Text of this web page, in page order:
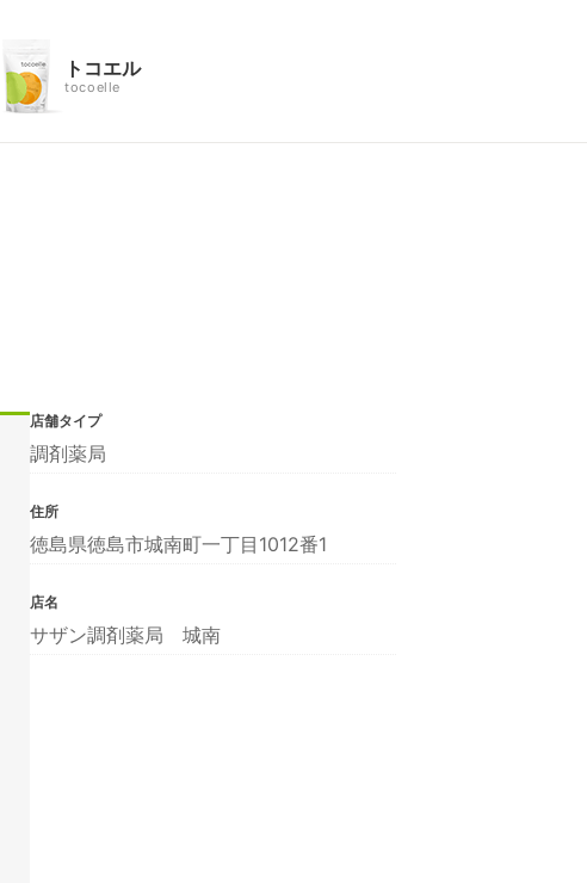
トコエル
tocoelle
店舗タイプ
調剤薬局
住所
徳島県徳島市城南町一丁目1012番1
店名
サザン調剤薬局 城南